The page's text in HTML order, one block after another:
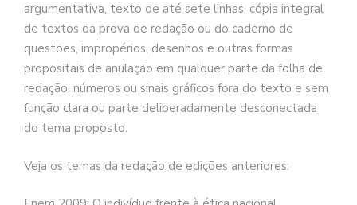
argumentativa, texto de até sete linhas, cópia integral
de textos da prova de redação ou do caderno de
questões, impropérios, desenhos e outras formas
propositais de anulação em qualquer parte da folha de
redação, números ou sinais gráficos fora do texto e sem
função clara ou parte deliberadamente desconectada
do tema proposto.
Veja os temas da redação de edições anteriores: